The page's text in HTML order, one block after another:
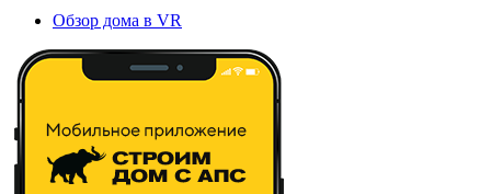
Обзор дома в VR